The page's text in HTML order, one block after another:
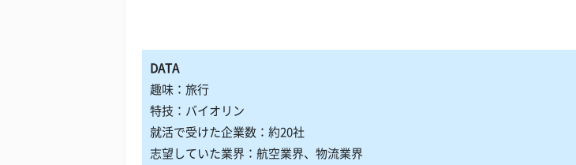
DATA
趣味：旅行
特技：バイオリン
就活で受けた企業数：約20社
志望していた業界：航空業界、物流業界